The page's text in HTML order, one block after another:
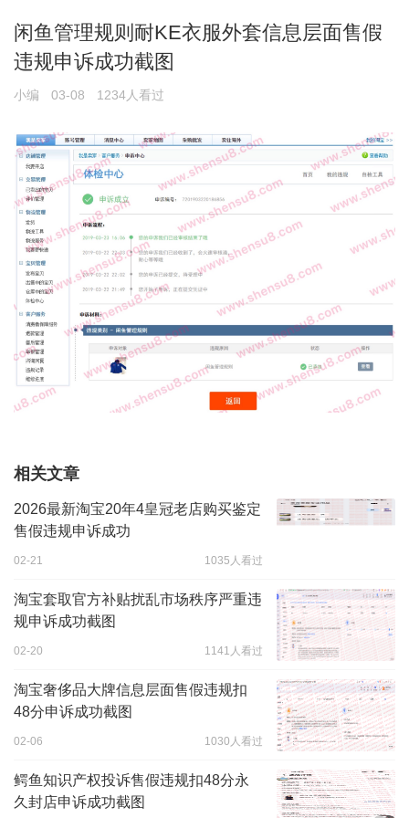
闲鱼管理规则耐KE衣服外套信息层面售假
违规申诉成功截图
小编 03-08 1234人看过
相关文章
2026最新淘宝20年4皇冠老店购买鉴定
售假违规申诉成功
02-21 1035人看过
淘宝套取官方补贴扰乱市场秩序严重违
规申诉成功截图
02-20 1141人看过
淘宝奢侈品大牌信息层面售假违规扣
48分申诉成功截图
02-06 1030人看过
鳄鱼知识产权投诉售假违规扣48分永
久封店申诉成功截图